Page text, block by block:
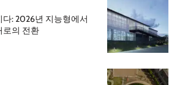
: 2026년 지능형에서
로의 전환